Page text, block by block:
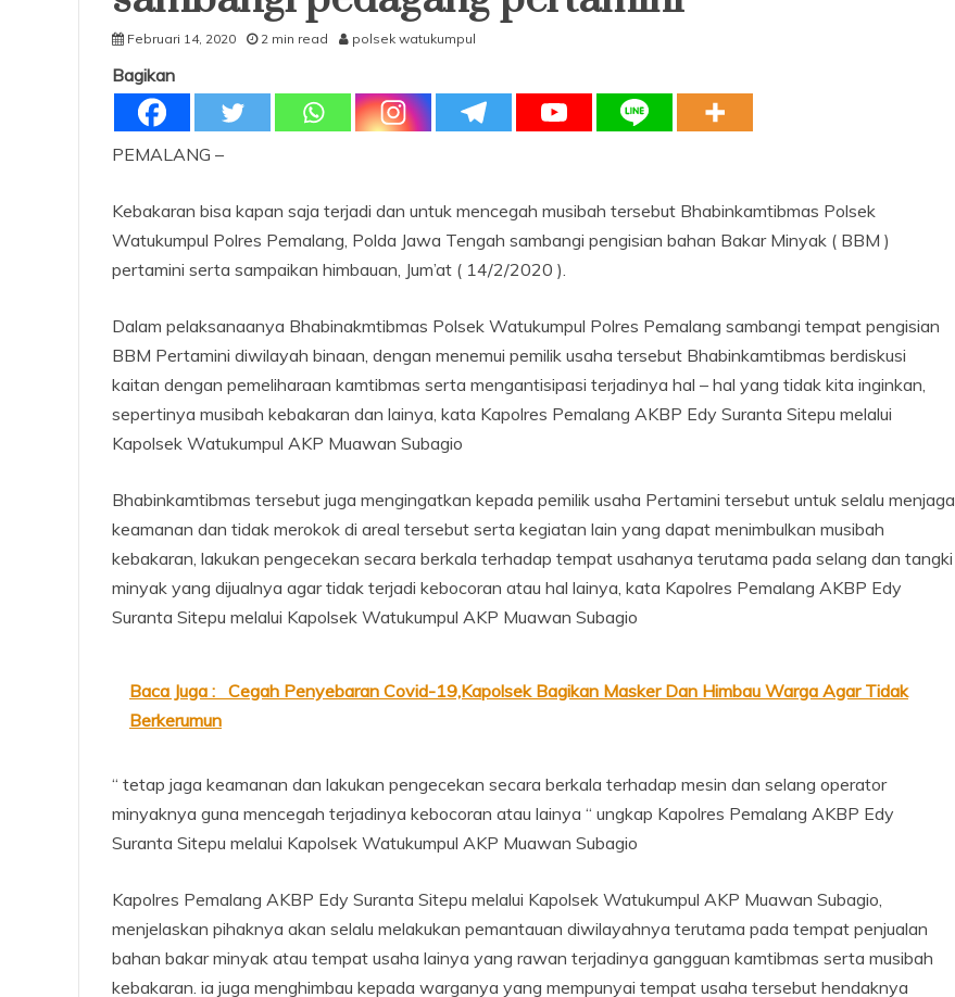
Februari 14, 2020 2 min read polsek watukumpul
Bagikan
PEMALANG –
Kebakaran bisa kapan saja terjadi dan untuk mencegah musibah tersebut Bhabinkamtibmas Polsek
Watukumpul Polres Pemalang, Polda Jawa Tengah sambangi pengisian bahan Bakar Minyak ( BBM )
pertamini serta sampaikan himbauan, Jum’at ( 14/2/2020 ).
Dalam pelaksanaanya Bhabinakmtibmas Polsek Watukumpul Polres Pemalang sambangi tempat pengisian
BBM Pertamini diwilayah binaan, dengan menemui pemilik usaha tersebut Bhabinkamtibmas berdiskusi
kaitan dengan pemeliharaan kamtibmas serta mengantisipasi terjadinya hal – hal yang tidak kita inginkan,
sepertinya musibah kebakaran dan lainya, kata Kapolres Pemalang AKBP Edy Suranta Sitepu melalui
Kapolsek Watukumpul AKP Muawan Subagio
Bhabinkamtibmas tersebut juga mengingatkan kepada pemilik usaha Pertamini tersebut untuk selalu menjaga
keamanan dan tidak merokok di areal tersebut serta kegiatan lain yang dapat menimbulkan musibah
kebakaran, lakukan pengecekan secara berkala terhadap tempat usahanya terutama pada selang dan tangki
minyak yang dijualnya agar tidak terjadi kebocoran atau hal lainya, kata Kapolres Pemalang AKBP Edy
Suranta Sitepu melalui Kapolsek Watukumpul AKP Muawan Subagio
Baca Juga : Cegah Penyebaran Covid-19,Kapolsek Bagikan Masker Dan Himbau Warga Agar Tidak
Berkerumun
“ tetap jaga keamanan dan lakukan pengecekan secara berkala terhadap mesin dan selang operator
minyaknya guna mencegah terjadinya kebocoran atau lainya “ ungkap Kapolres Pemalang AKBP Edy
Suranta Sitepu melalui Kapolsek Watukumpul AKP Muawan Subagio
Kapolres Pemalang AKBP Edy Suranta Sitepu melalui Kapolsek Watukumpul AKP Muawan Subagio,
menjelaskan pihaknya akan selalu melakukan pemantauan diwilayahnya terutama pada tempat penjualan
bahan bakar minyak atau tempat usaha lainya yang rawan terjadinya gangguan kamtibmas serta musibah
kebakaran. ia juga menghimbau kepada warganya yang mempunyai tempat usaha tersebut hendaknya